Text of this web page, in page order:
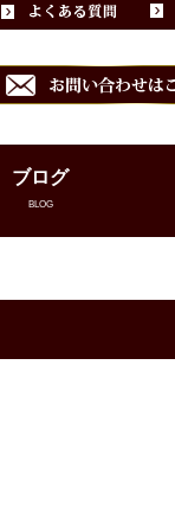
ブログ
BLOG